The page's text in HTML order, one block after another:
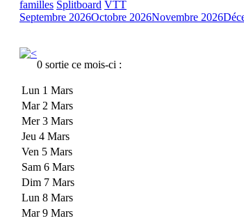
familles Splitboard VTT
Septembre 2026Octobre 2026Novembre 2026
0 sortie ce mois-ci :
Lun 1 Mars
Mar 2 Mars
Mer 3 Mars
Jeu 4 Mars
Ven 5 Mars
Sam 6 Mars
Dim 7 Mars
Lun 8 Mars
Mar 9 Mars